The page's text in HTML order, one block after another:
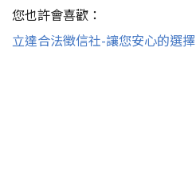
您也許會喜歡：
立達合法徵信社-讓您安心的選擇